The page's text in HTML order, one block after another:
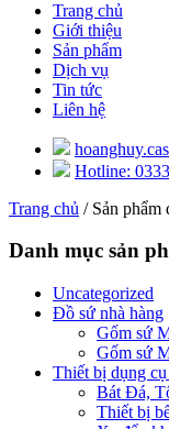
Trang chủ
Giới thiệu
Sản phẩm
Dịch vụ
Tin tức
Liên hệ
Hotline:
Trang chủ / Sản phẩm
Danh mục sản
Uncategorized
Đồ sứ nhà hàng
Gốm sứ
Gốm sứ
Thiết bị dụng cụ
Bát Đá,
Thiết bị